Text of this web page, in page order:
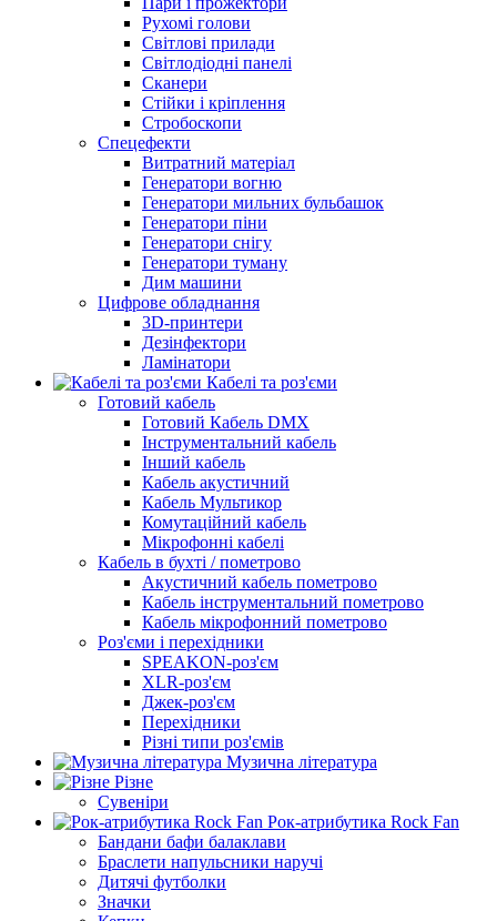
Рухомі голови
Світлові прилади
Світлодіодні панелі
Сканери
Стійки і кріплення
Стробоскопи
Спецефекти
Витратний матеріал
Генератори вогню
Генератори мильних бульбашок
Генератори піни
Генератори снігу
Генератори туману
Дим машини
Цифрове обладнання
3D-принтери
Дезінфектори
Ламінатори
Кабелі та роз'єми
Готовий кабель
Готовий Кабель DMX
Інструментальний кабель
Інший кабель
Кабель акустичний
Кабель Мультикор
Комутаційний кабель
Мікрофонні кабелі
Кабель в бухті / пометрово
Акустичний кабель пометрово
Кабель інструментальний пометрово
Кабель мікрофонний пометрово
Роз'єми і перехідники
SPEAKON-роз'єм
XLR-роз'єм
Джек-роз'єм
Перехідники
Різні типи роз'ємів
Музична література
Різне
Сувеніри
Рок-атрибутика Rock Fan
Бандани бафи балаклави
Браслети напульсники наручі
Дитячі футболки
Значки